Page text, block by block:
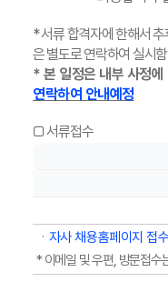
* 서류 합격자에 한해서
은 별도로 연락하여 실시함
* 본 일정은 내부 사정
연락하여 안내예정
□ 서류접수
ㆍ 자사 채용홈페이지 접
* 이메일 및 우편, 방문접수